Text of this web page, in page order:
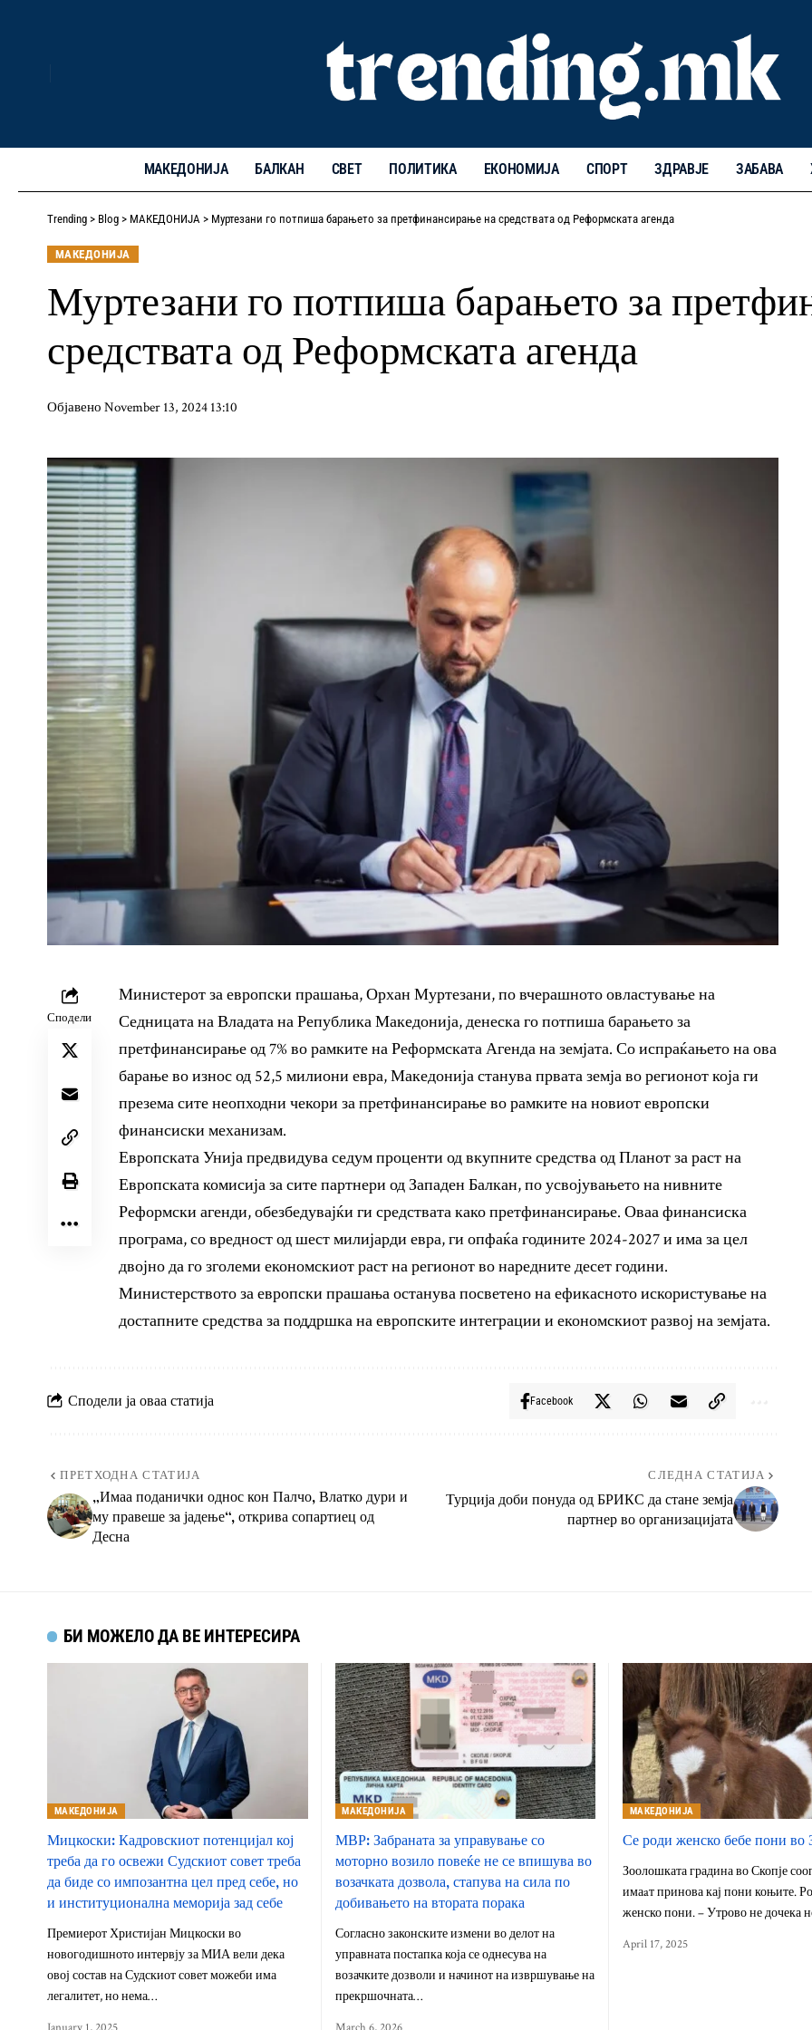
МАКЕДОНИЈА БАЛКАН СВЕТ ПОЛИТИКА ЕКОНОМИЈА СПОРТ ЗДРАВЈЕ ЗАБАВА
Trending > Blog > МАКЕДОНИЈА > Муртезани го потпиша барањето за претфинансирање на средствата од Реформската агенда
МАКЕДОНИЈА
Муртезани го потпиша барањето за
средствата од Реформската агенда
Објавено November 13, 2024 13:10
Сподели
Министерот за европски прашања, Орхан Муртезани, по вчерашното овластување на
Седницата на Владата на Република Македонија, денеска го потпиша барањето за
претфинансирање од 7% во рамките на Реформската Агенда на земјата. Со испраќањето на ова
барање во износ од 52,5 милиони евра, Македонија станува првата земја во регионот која ги
презема сите неопходни чекори за претфинансирање во рамките на новиот европски
финансиски механизам.
Европската Унија предвидува седум проценти од вкупните средства од Планот за раст на
Европската комисија за сите партнери од Западен Балкан, по усвојувањето на нивните
Реформски агенди, обезбедувајќи ги средствата како претфинансирање. Оваа финансиска
програма, со вредност од шест милијарди евра, ги опфаќа годините 2024-2027 и има за цел
двојно да го зголеми економскиот раст на регионот во наредните десет години.
Министерството за европски прашања останува посветено на ефикасното искористување на
достапните средства за поддршка на европските интеграции и економскиот развој на земјата.
Сподели ја оваа статија Facebook
ПРЕТХОДНА СТАТИЈА
„Имаа поданички однос кон Палчо, Влатко дури и
му правеше за јадење“, открива сопартиец од
Десна
СЛЕДНА СТАТИЈА
Турција доби понуда од БРИКС да стане земја
партнер во организацијата
БИ МОЖЕЛО ДА ВЕ ИНТЕРЕСИРА
МАКЕДОНИЈА
Мицкоски: Кадровскиот потенцијал кој
треба да го освежи Судскиот совет треба
да биде со импозантна цел пред себе, но
и институционална меморија зад себе
Премиерот Христијан Мицкоски во
новогодишното интервју за МИА вели дека
овој состав на Судскиот совет можеби има
легалитет, но нема…
МАКЕДОНИЈА
МВР: Забраната за управување со
моторно возило повеќе не се впишува во
возачката дозвола, стапува на сила по
добивањето на втората порака
Согласно законските измени во делот на
управната постапка која се однесува на
возачките дозволи и начинот на извршување на
прекршочната…
МАКЕДОНИЈА
Се роди женско бебе пони
Зоолошката градина во Скопје
имаaт принова кај пони коњите.
женско пони. – Утрово не дочека
April 17, 2025